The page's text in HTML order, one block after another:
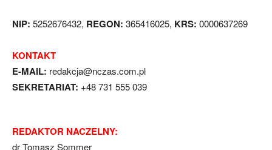
NIP: 5252676432, REGON: 365416025, KRS: 0000637269
KONTAKT
E-MAIL: redakcja@nczas.com.pl
SEKRETARIAT: +48 731 555 039
REDAKTOR NACZELNY:
dr Tomasz Sommer